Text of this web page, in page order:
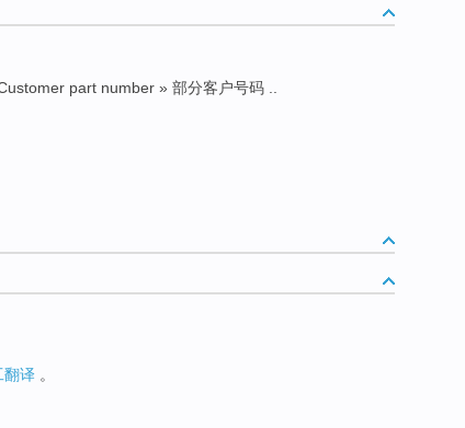
part number » 部分客户号码 ..
翻译 。